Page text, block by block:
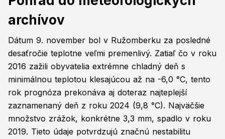
archívov
Dátum 9. november bol v Ružomberku za posledné
desaťročie teplotne veľmi premenlivý. Zatiaľ čo v roku
2016 zažili obyvatelia extrémne chladný deň s
minimálnou teplotou klesajúcou až na -6,0 °C, tento
rok prognóza prekonáva aj doteraz najteplejší
zaznamenaný deň z roku 2024 (9,8 °C). Najväčšie
množstvo zrážok, konkrétne 3,3 mm, spadlo v roku
2019. Tieto údaje potvrdzujú značnú nestabilitu